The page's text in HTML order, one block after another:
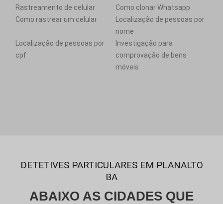
Rastreamento de celular
Como clonar Whatsapp
Como rastrear um celular
Localização de pessoas por
nome
Localização de pessoas por
cpf
Investigação para
comprovação de bens
móveis
DETETIVES PARTICULARES EM PLANALTO
BA
ABAIXO AS CIDADES QUE